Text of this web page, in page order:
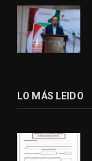
LO MÁS LEIDO